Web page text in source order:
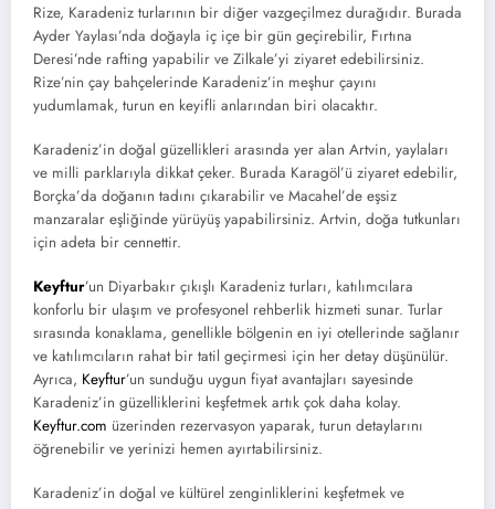
Rize, Karadeniz turlarının bir diğer vazgeçilmez durağıdır. Burada
Ayder Yaylası’nda doğayla iç içe bir gün geçirebilir, Fırtına
Deresi’nde rafting yapabilir ve Zilkale’yi ziyaret edebilirsiniz.
Rize’nin çay bahçelerinde Karadeniz’in meşhur çayını
yudumlamak, turun en keyifli anlarından biri olacaktır.
Karadeniz’in doğal güzellikleri arasında yer alan Artvin, yaylaları
ve milli parklarıyla dikkat çeker. Burada Karagöl’ü ziyaret edebilir,
Borçka’da doğanın tadını çıkarabilir ve Macahel’de eşsiz
manzaralar eşliğinde yürüyüş yapabilirsiniz. Artvin, doğa tutkunları
için adeta bir cennettir.
Keyftur’un Diyarbakır çıkışlı Karadeniz turları, katılımcılara
konforlu bir ulaşım ve profesyonel rehberlik hizmeti sunar. Turlar
sırasında konaklama, genellikle bölgenin en iyi otellerinde sağlanır
ve katılımcıların rahat bir tatil geçirmesi için her detay düşünülür.
Ayrıca, Keyftur’un sunduğu uygun fiyat avantajları sayesinde
Karadeniz’in güzelliklerini keşfetmek artık çok daha kolay.
Keyftur.com üzerinden rezervasyon yaparak, turun detaylarını
öğrenebilir ve yerinizi hemen ayırtabilirsiniz.
Karadeniz’in doğal ve kültürel zenginliklerini keşfetmek ve